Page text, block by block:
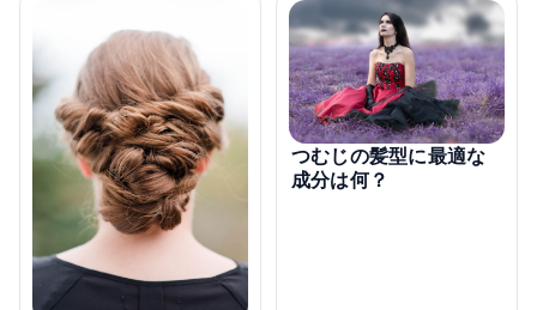
つむじの髪型に最適な
成分は何？